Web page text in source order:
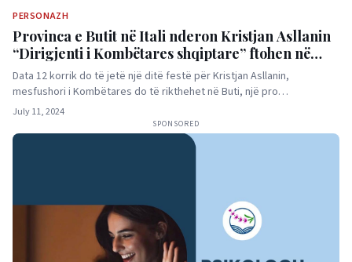
PERSONAZH
Provinca e Butit në Itali nderon Kristjan Asllanin
“Dirigjenti i Kombëtares shqiptare” ftohen në
festë të gjithë shqipëtarët aty
Data 12 korrik do të jetë një ditë festë për Kristjan Asllanin,
mesfushori i Kombëtares do të rikthehet në Buti, një pro…
July 11, 2024
SPONSORED